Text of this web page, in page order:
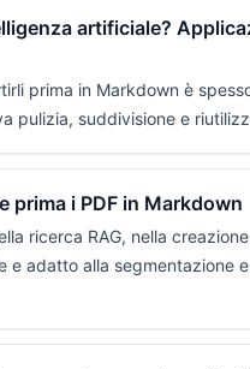
artificiale?
prima in Markdown è
pulizia, suddivisione e
prima i PDF in Markdown
ricerca RAG, nella
adatto alla segmentazione